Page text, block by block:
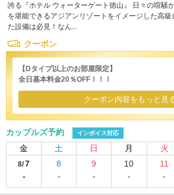
誇る『ホテル ウォーターゲート徳山』 日々の喧騒
を堪能できるアジアンリゾートをイメージした高級
た設備は必見！なん...
クーポン
【Dタイプ以上のお部屋限定】
全日基本料金20％OFF！！！
クーポン内容をもっと見
カップルズ予約 インボイス対応
金 土 日 月 火
8/7
-
8
-
9
-
10
-
11
-